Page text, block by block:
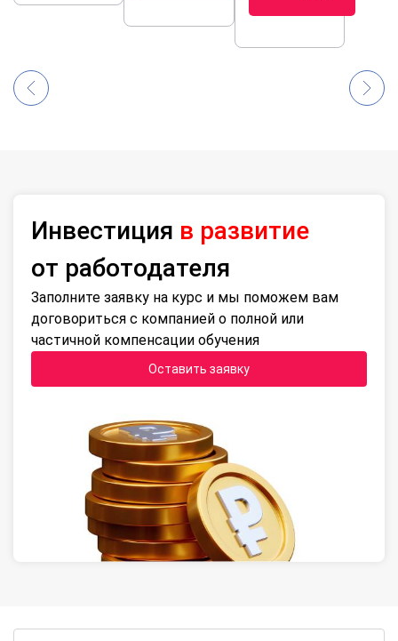
Инвестиция в развитие
от работодателя
Заполните заявку на курс и мы поможем вам
договориться с компанией о полной или
частичной компенсации обучения
Оставить заявку